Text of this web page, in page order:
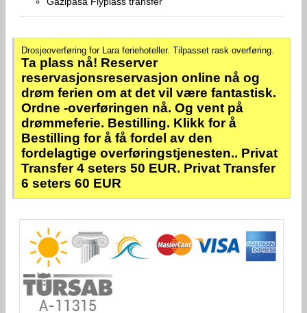
Drosjeoverføring for Lara feriehoteller. Tilpasset rask overføring.
Ta plass nå! Reserver
reservasjonsreservasjon online nå og
drøm ferien om at det vil være fantastisk.
Ordne -overføringen nå. Og vent på
drømmeferie. Bestilling. Klikk for å
Bestilling for å få fordel av den
fordelagtige overføringstjenesten.. Privat
Transfer 4 seters 50 EUR. Privat Transfer
6 seters 60 EUR